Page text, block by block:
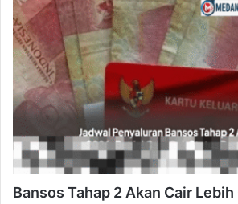
Bansos Tahap 2 Akan Cair